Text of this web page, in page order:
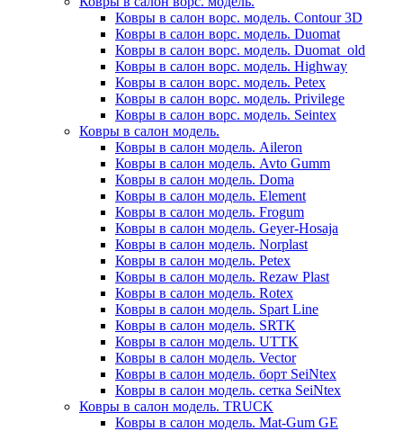
Ковры в салон ворс. модель. Contour 3D
Ковры в салон ворс. модель. Duomat
Ковры в салон ворс. модель. Duomat_old
Ковры в салон ворс. модель. Highway
Ковры в салон ворс. модель. Petex
Ковры в салон ворс. модель. Privilege
Ковры в салон ворс. модель. Seintex
Ковры в салон модель.
Ковры в салон модель. Aileron
Ковры в салон модель. Avto Gumm
Ковры в салон модель. Doma
Ковры в салон модель. Element
Ковры в салон модель. Frogum
Ковры в салон модель. Geyer-Hosaja
Ковры в салон модель. Norplast
Ковры в салон модель. Petex
Ковры в салон модель. Rezaw Plast
Ковры в салон модель. Rotex
Ковры в салон модель. Spart Line
Ковры в салон модель. SRTK
Ковры в салон модель. UTTK
Ковры в салон модель. Vector
Ковры в салон модель. борт SeiNtex
Ковры в салон модель. сетка SeiNtex
Ковры в салон модель. TRUCK
Ковры в салон модель. Mat-Gum GE